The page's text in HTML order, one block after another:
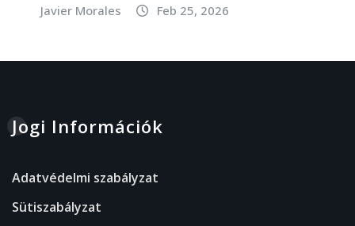
Javier Morales Feb 25, 2026
Jogi Információk
Adatvédelmi szabályzat
Sütiszabályzat